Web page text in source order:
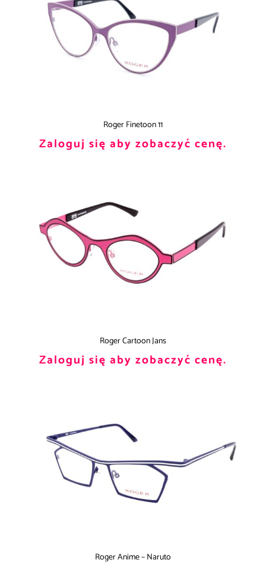
Roger Finetoon 11
Zaloguj się aby zobaczyć cenę.
Roger Cartoon Jans
Zaloguj się aby zobaczyć cenę.
Roger Anime – Naruto